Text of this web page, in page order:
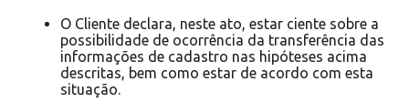
O Cliente declara, neste ato, estar ciente sobre a
possibilidade de ocorrência da transferência das
informações de cadastro nas hipóteses acima
descritas, bem como estar de acordo com esta
situação.